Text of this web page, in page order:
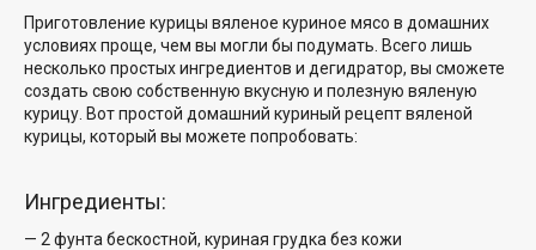
Приготовление курицы вяленое куриное мясо в домашних
условияхпроще, чем вы могли бы подумать. Всего лишь
несколько простых ингредиентов и дегидратор, вы сможете
создать свою собственную вкусную и полезную вяленую
курицу. Вотпростой домашний куриный рецепт вяленой
курицы, который вы можете попробовать:
Ингредиенты:
— 2 фунта бескостной, куриная грудка без кожи